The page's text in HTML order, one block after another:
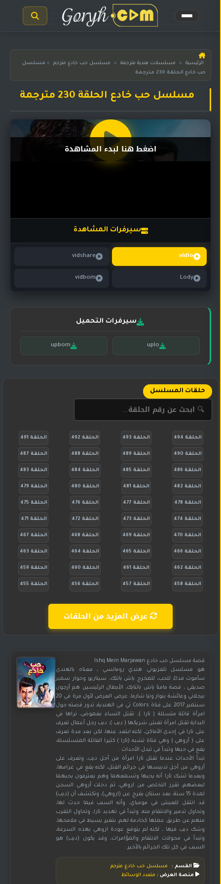
الرئيسية
مسلسلات
المترجمة
مسلسلات
مسلسلات
تركي
مسلسلات
الرئيسية » مسلسلات هندية مترجمة » مسلسل حب خادع مترجم » مسلسل
حب خادع الحلقة 230 مترجمة
مسلسل حب خادع الحلقة 230 مترجمة
سيرفرات المشاهدة
vidlo
vidshare
Lody
vidbom
اضغط هنا لبدء المشاهدة
سيرفرات التحميل
uplo
upbom
حلقات المسلسل
الحلقة 494 الحلقة 493 الحلقة 492 الحلقة 491
الحلقة 490 الحلقة 489 الحلقة 488 الحلقة 487
الحلقة 486 الحلقة 485 الحلقة 484 الحلقة 483
الحلقة 482 الحلقة 481 الحلقة 480 الحلقة 479
الحلقة 478 الحلقة 477 الحلقة 476 الحلقة 475
الحلقة 474 الحلقة 473 الحلقة 472 الحلقة 471
الحلقة 470 الحلقة 469 الحلقة 468 الحلقة 467
الحلقة 466 الحلقة 465 الحلقة 464 الحلقة 463
الحلقة 462 الحلقة 461 الحلقة 460 الحلقة 459
الحلقة 458 الحلقة 457 الحلقة 456 الحلقة 455
عرض المزيد من الحلقات
قصة مسلسل حب خادع Ishq Mein Marjawan
هو مسلسل تلفزيوني هندي رومانسي ، معناه بالهندي
سأموت فداءً للحب، للمخرج ياش باتتك، سيناريو وحوار سمير
صديقي ، قصة مامتا ياش باتنايك، الأبطال الرئيسين هم أرجون
بيجلاني وعائشة بنوار ونيا شارما، عرض العرض لأول مرة في 20
سبتمبر 2017 على قناة Colors تي في الهندية، تدور قصته حول
امرأة قاتلة متسللة ( تارا )، تقتل النساء بغموض، نراها في
البداية تقتل امرأة تغش شريكها ( ديب )، ديب رجل أعمال تعرف
على تارا في إحدى الأماكن، لكنه ابتعد عنها، لكن بعد مدة تعرف
على ( أروهي ) وهي فتاة تشبه (تارا ) كثيرا القاتلة المتسلسلة،
يقع في حبها وتبدأ في تبدل الأحداث .
تبدأ الأحداث عندما تقتل تارا امرأة من أجل ديب، وتعرف على
أروهي من أجل تدبيسها في جرائم القتل، لكنه يقع في غرامها،
وبعدما تشك تارا أنه يحبها وتسمعهما وهم يعترفون بحبهما
لبعضهم، تقرر التخلص من اروهي، ثم دخلت آروهي السجن
لمدة 15 سنة، بعد سنتان يفرج عن (اروهي)، وتكتشف أن (ديب)
قد انتقل للعيش في مومباي، وأنه السبب فيما حدث لها،
وتحاول تدمير والانتقام منه، وتبدأ في تهديد تارا، وتحاول التقرب
منهم عن طريق عملها كخادمة لهم، بتغير بسيط في ملامحها،
وشك ديب فيها ، لكنه لم يتوقع عودة اروهي بهذه السرعة،
وتبدأ في محولات الانتقام والمؤامرات، وقد يكون (ديب) هو
السبب في كل تلك الجرائم بالأخير .
القسم :
مسلسل حب خادع مترجم
منصة العرض : متعدد الوسائط